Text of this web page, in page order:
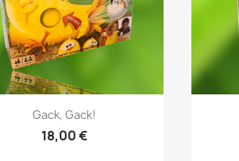
Vorschau
Gack, Gack!
18,00 €